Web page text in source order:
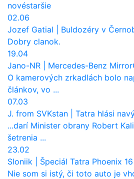
novéstaršie
02.06
Jozef Gatial
Buldozéry v Černobyle: Prečo
Dobry clanok.
19.04
Jano-NR
Mercedes-Benz MirrorCam rozširuje vodičovi
O kamerových zrkadlách bolo
článkov, vo ...
07.03
J. from SVKstan
Tatra hlási navýšenie výroby
...darí Minister obrany Robert
šetrenia ...
23.02
Sloniik
Špeciál Tatra Phoenix 16×16 ide
Nie som si istý, či toto auto je